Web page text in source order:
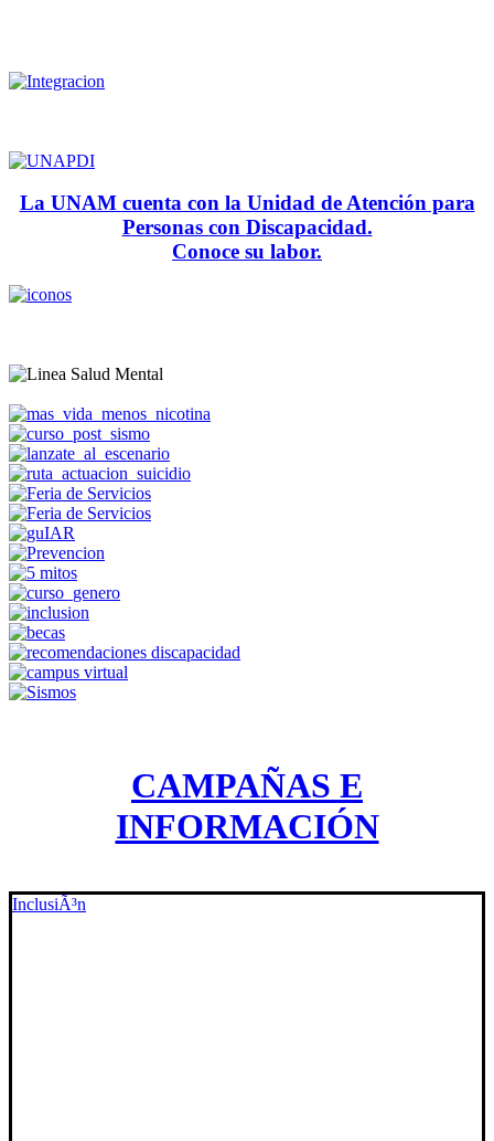
La UNAM cuenta con la Unidad de Atención para
Personas con Discapacidad.
Conoce su labor.
CAMPAÑAS E
INFORMACIÓN
InclusiÃ³n